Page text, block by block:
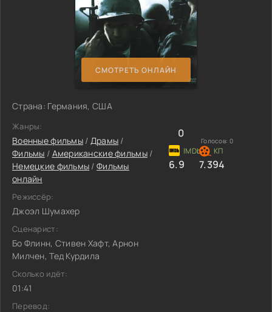
СМОТРЕТЬ ОНЛАЙН
Страна: Германия, США
Жанры:
Военные фильмы/ Драмы /
Фильмы / Американские фильмы/
Немецкие фильмы /Фильмы
онлайн
Режиссёр:
Джоэл Шумахер
Сценарист:
Бо Флинн, Стивен Хафт, Арнон
Милчен, Тед Курдила
Сколько идёт:
01:41
Перевод:
0
Голосов: 0
6.9 7.394